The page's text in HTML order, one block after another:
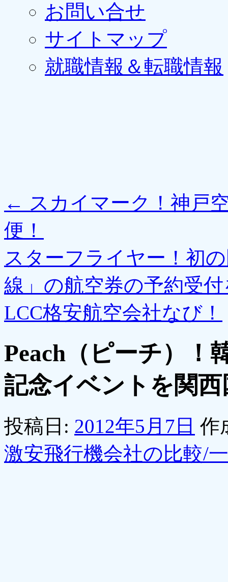
お問い合せ
サイトマップ
就職情報＆転職情報
← スカイマーク！神戸
便！
スターフライヤー！初
線」の航空券の予約受
LCC格安航空会社なび！
Peach（ピーチ）！
記念イベントを関
投稿日: 2012年5月7日 作
激安飛行機会社の比較/